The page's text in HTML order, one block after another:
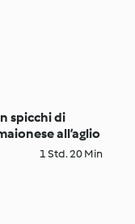
spicchi di
all’aglio
1 Std. 20 Min